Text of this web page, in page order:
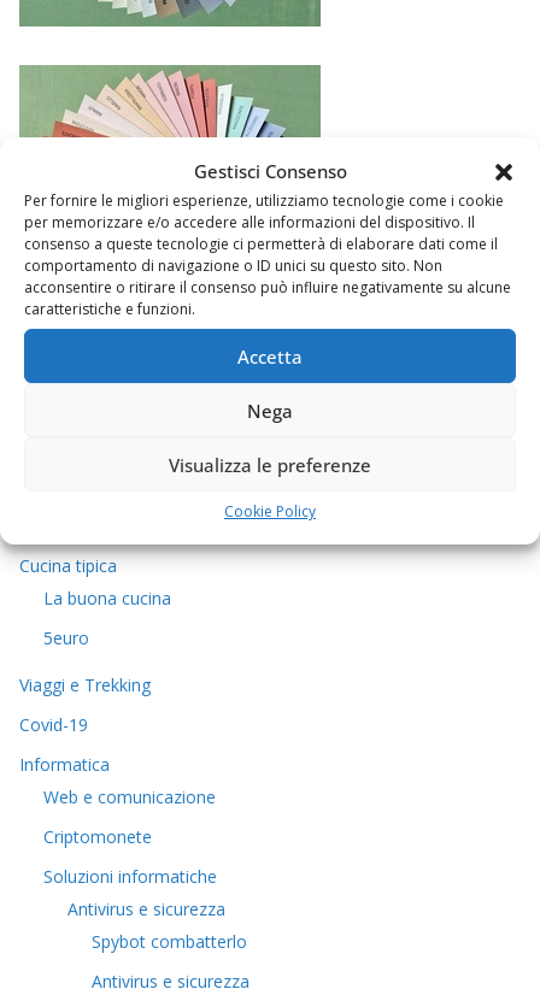
Gestisci Consenso
Per fornire le migliori esperienze, utilizziamo tecnologie come i cookie
per memorizzare e/o accedere alle informazioni del dispositivo. Il
consenso a queste tecnologie ci permetterà di elaborare dati come il
comportamento di navigazione o ID unici su questo sito. Non
acconsentire o ritirare il consenso può influire negativamente su alcune
caratteristiche e funzioni.
Accetta
Nega
Visualizza le preferenze
Cookie Policy
Cucina tipica
La buona cucina
5euro
Viaggi e Trekking
Covid-19
Informatica
Web e comunicazione
Criptomonete
Soluzioni informatiche
Antivirus e sicurezza
Spybot combatterlo
Antivirus e sicurezza